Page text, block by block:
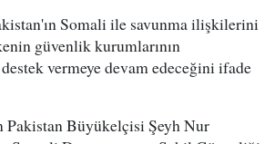
Somali ile savunma ilişkilerini
güvenlik kurumlarının
vermeye devam edeceğini ifade
Pakistan Büyükelçisi Şeyh Nur